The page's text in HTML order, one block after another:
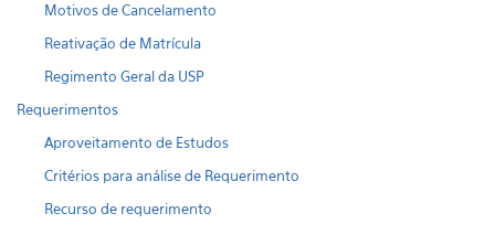
Motivos de Cancelamento
Reativação de Matrícula
Regimento Geral da USP
Requerimentos
Aproveitamento de Estudos
Critérios para análise de Requerimento
Recurso de requerimento